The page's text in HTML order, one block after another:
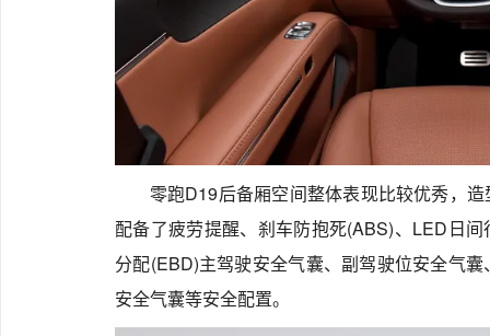
零跑D19后备厢空间整体表现比较优秀，
配备了疲劳提醒、刹车防抱死(ABS)、LED日
分配(EBD)主驾驶安全气囊、副驾驶位安全气
安全气囊等安全配置。